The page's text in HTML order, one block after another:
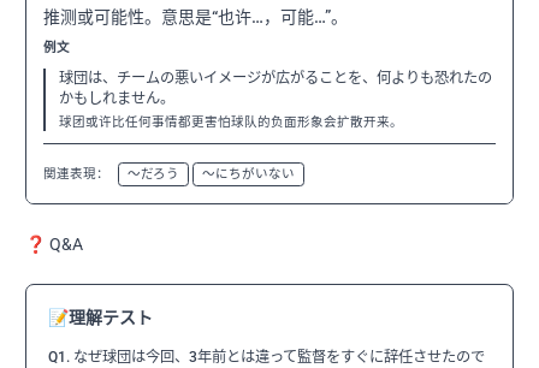
推测或可能性。意思是“也许…，可能…”。
例文
球団は、チームの悪いイメージが広がることを、何よりも恐れたの
かもしれません。
球团或许比任何事情都更害怕球队的负面形象会扩散开来。
関連表現： 〜だろう 〜にちがいない
❓ Q&A
📝理解テスト
Q1. なぜ球団は今回、3年前とは違って監督をすぐに辞任させたので